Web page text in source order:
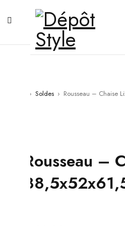
› Soldes › Rousseau – Chaise
Rousseau –